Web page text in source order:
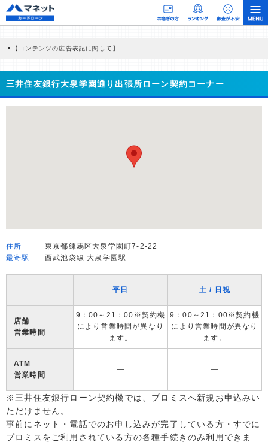
【コンテンツの広告表記に関して】
商品を根拠なくPRするものではなく、当編集部の調査／ユーザーへの口コミ収集な
どに基づき、公平性を担保した情報提供を行っています。
>提携企業一覧
三井住友銀行大泉学園通り出張所ローン契約コーナー
住所
東京都練馬区大泉学園町7-2-22
最寄駅
西武池袋線 大泉学園駅
平日 土 / 日祝
店舗
営業時間
9：00～21：00※契約機
により営業時間が異なり
ます。
9：00～21：00※契約機
により営業時間が異なり
ます。
ATM
営業時間
― ―
※三井住友銀行ローン契約機では、プロミスへ新規お申込みい
ただけません。
事前にネット・電話でのお申し込みが完了している方・すでに
プロミスをご利用されている方の各種手続きのみ利用できま